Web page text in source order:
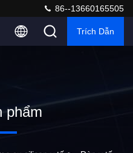
86--13660165505
Trích Dẫn
phẩm